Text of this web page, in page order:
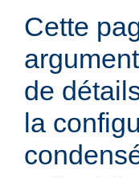
Cette
de
la